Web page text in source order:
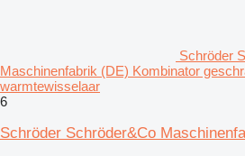
Schröder
Maschinenfabrik (DE) Kombinator
warmtewisselaar
6
Schröder Schröder&Co